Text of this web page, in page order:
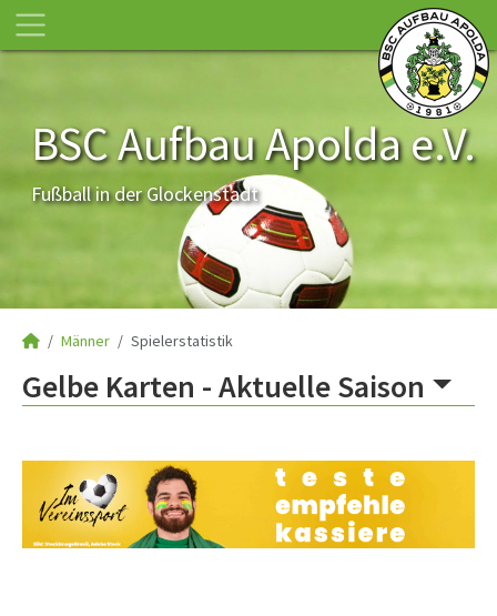
BSC Aufbau Apolda e.V.
Fußball in der Glockenstadt
Männer Spielerstatistik
Gelbe Karten -Aktuelle Saison